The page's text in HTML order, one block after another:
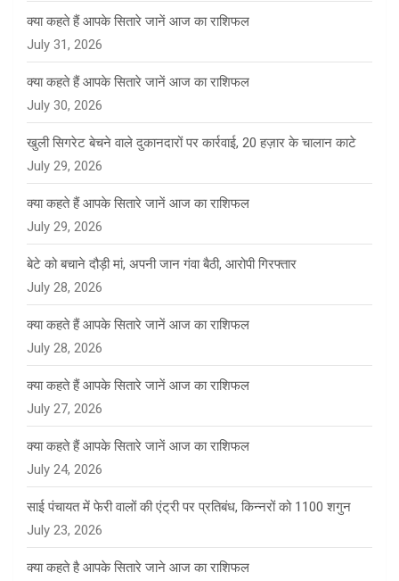
क्या कहते हैं आपके सितारे जानें आज का राशिफल
July 31, 2026
क्या कहते हैं आपके सितारे जानें आज का राशिफल
July 30, 2026
खुली सिगरेट बेचने वाले दुकानदारों पर कार्रवाई, 20 हज़ार के चालान काटे
July 29, 2026
क्या कहते हैं आपके सितारे जानें आज का राशिफल
July 29, 2026
बेटे को बचाने दौड़ी मां, अपनी जान गंवा बैठी, आरोपी गिरफ्तार
July 28, 2026
क्या कहते हैं आपके सितारे जानें आज का राशिफल
July 28, 2026
क्या कहते हैं आपके सितारे जानें आज का राशिफल
July 27, 2026
क्या कहते हैं आपके सितारे जानें आज का राशिफल
July 24, 2026
साई पंचायत में फेरी वालों की एंट्री पर प्रतिबंध, किन्नरों को 1100 शगुन
July 23, 2026
क्या कहते है आपके सितारे जाने आज का राशिफल